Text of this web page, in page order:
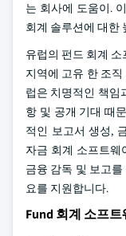
는 회사에 도움이.
회계 솔루션에 대한
유럽의 펀드 회계
지역에 고유 한 조
럽은 치명적인 책임
항 및 공개 기대 때
적인 보고서 생성,
자금 회계 소프트웨
금융 감독 및 보고
요를 지원합니다.
Fund 회계 소프